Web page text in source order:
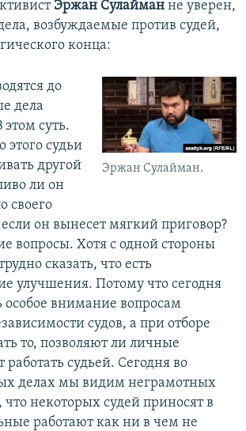
Эржан Сулайман не уверен,
возбуждаемые против судей,
конца:
Эржан Сулайман.
до
дела
этом суть.
этого судьи
другой
ли он
своего
если он вынесет мягкий приговор?
вопросы. Хотя с одной стороны
сказать, что есть
улучшения. Потому что сегодня
особое внимание вопросам
судов, а при отборе
то, позволяют ли личные
работать судьей. Сегодня во
делах мы видим неграмотных
что некоторых судей приносят в
работают как ни в чем не